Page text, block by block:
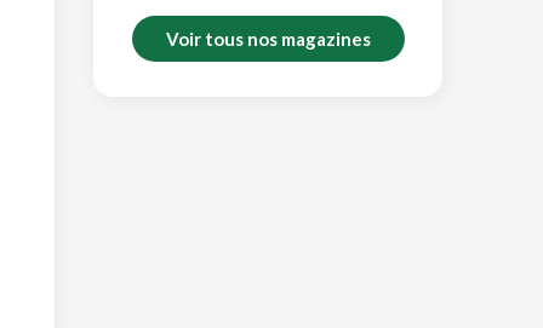
Voir tous nos magazines